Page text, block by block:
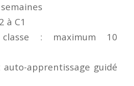
à C1
: maximum 10
auto-apprentissage guidé